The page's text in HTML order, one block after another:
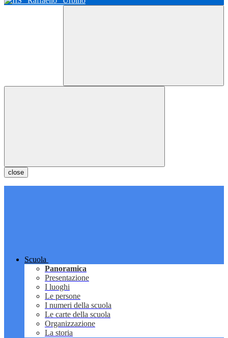
close
Scuola
Panoramica
Presentazione
I luoghi
Le persone
I numeri della scuola
Le carte della scuola
Organizzazione
La storia